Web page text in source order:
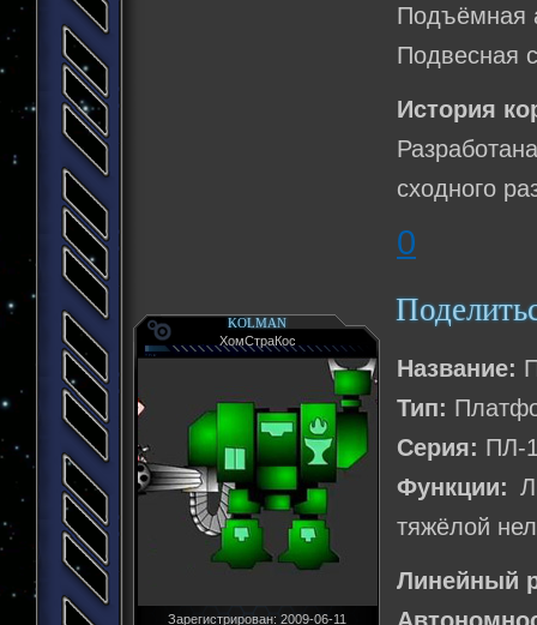
Подъёмная
Подвесная
История
сходного
0
KOLMAN
ХомСтраКос
Зарегистрирован: 2009-06-11
Название:
Тип:
Серия: ПЛ-
Функции:
тяжёлой
Линейный